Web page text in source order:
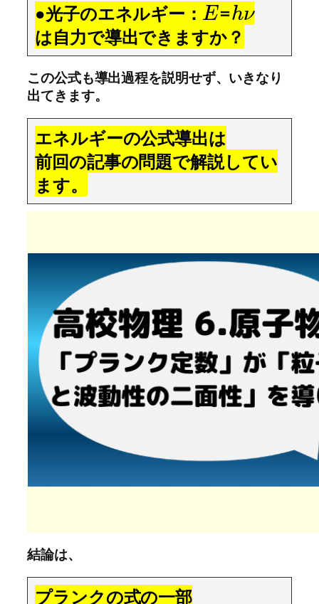
●光子のエネルギー： E=hν
は自力で導出できますか？
この公式も導出過程を説明せず、いきなり
出てきます。
エネルギーの公式導出は
前回の記事の問題で解説してい
ます。
結論は、
プランクの式の一部